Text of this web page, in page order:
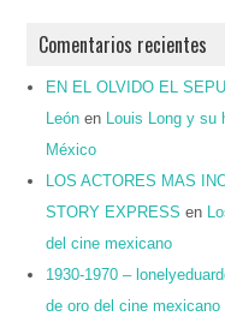
Comentarios recientes
EN EL OLVIDO EL
León en
Louis Long y
México
LOS ACTORES MAS
STORY EXPRESS en
del cine mexicano
1930-1970 –
de oro del cine mexicano